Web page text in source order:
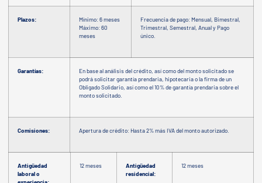
Plazos:
Mínimo: 6 meses
Máximo: 60
meses
Frecuencia de pago: Mensual, Bimestral,
Trimestral, Semestral, Anual y Pago
único.
Garantías:
En base al análisis del crédito, así como del monto solicitado se
podrá solicitar garantía prendaria, hipotecaria o la firma de un
Obligado Solidario, así como el 10% de garantía prendaria sobre el
monto solicitado.
Comisiones: Apertura de crédito: Hasta 2% más IVA del monto autorizado.
Antigüedad
laboral o
12 meses
Antigüedad
residencial:
12 meses